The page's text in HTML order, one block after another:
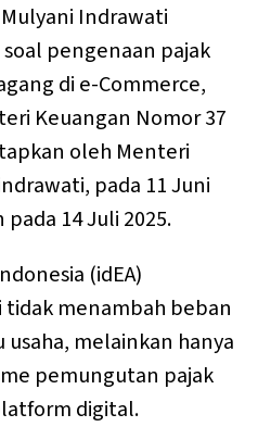
Indrawati
pengenaan pajak
di e-Commerce,
Keuangan Nomor 37
oleh Menteri
pada 11 Juni
14 Juli 2025.
(idEA)
menambah beban
melainkan hanya
pemungutan pajak
digital.